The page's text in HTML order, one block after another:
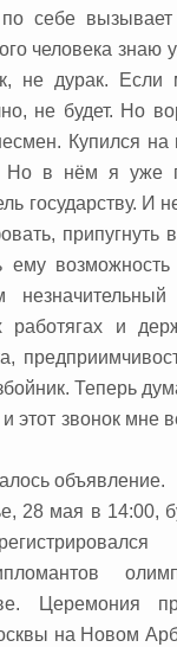
себе
человека знаю
не дурак. Если
не будет. Но
Купился на
Но в нём я уже
государству. И
припугнуть
возможность
работягах и
Теперь
этот звонок мне
объявление.
28 мая в 14:00,
Церемония
на Новом